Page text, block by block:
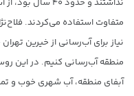
منطقه آب‌رسانی کنیم. در این
آبفای منطقه، آب شهری خوب و